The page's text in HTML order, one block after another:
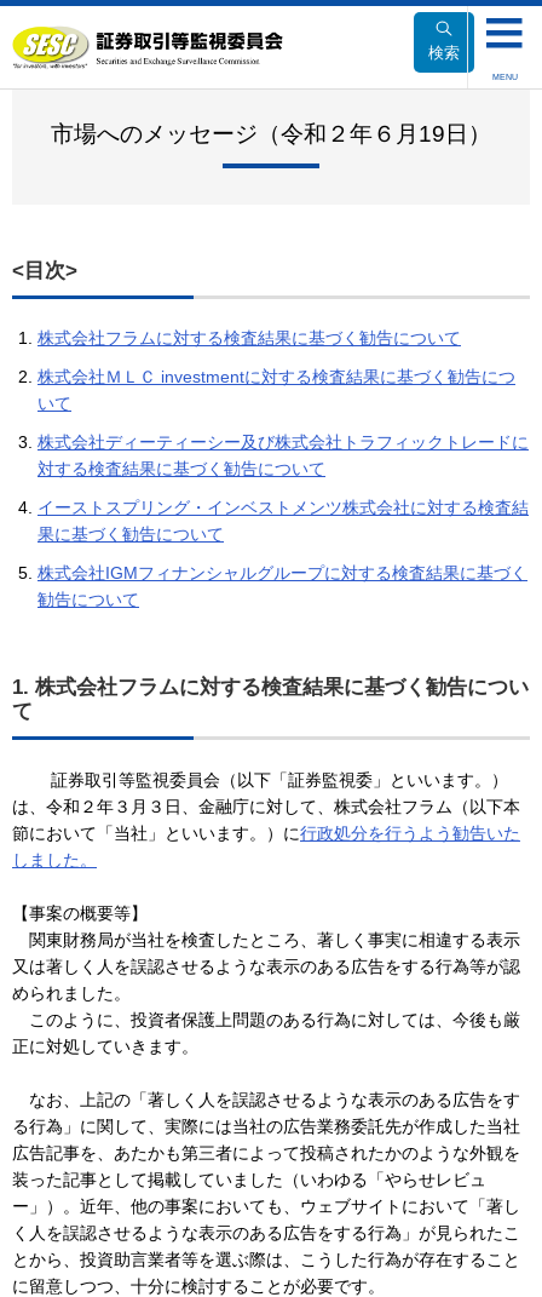
文
へ
検索
MENU
市場へのメッセージ（令和２年６月19日）
<目次>
株式会社フラムに対する検査結果に基づく勧告について
株式会社ＭＬＣ investmentに対する検査結果に基づく勧告につ
いて
株式会社ディーティーシー及び株式会社トラフィックトレードに
対する検査結果に基づく勧告について
イーストスプリング・インベストメンツ株式会社に対する検査結
果に基づく勧告について
株式会社IGMフィナンシャルグループに対する検査結果に基づく
勧告について
1. 株式会社フラムに対する検査結果に基づく勧告につい
て
証券取引等監視委員会（以下「証券監視委」といいます。）
は、令和２年３月３日、金融庁に対して、株式会社フラム（以下本
節において「当社」といいます。）に行政処分を行うよう勧告いた
しました。
【事案の概要等】
関東財務局が当社を検査したところ、著しく事実に相違する表示
又は著しく人を誤認させるような表示のある広告をする行為等が認
められました。
このように、投資者保護上問題のある行為に対しては、今後も厳
正に対処していきます。
なお、上記の「著しく人を誤認させるような表示のある広告をす
る行為」に関して、実際には当社の広告業務委託先が作成した当社
広告記事を、あたかも第三者によって投稿されたかのような外観を
装った記事として掲載していました（いわゆる「やらせレビュ
ー」）。近年、他の事案においても、ウェブサイトにおいて「著し
く人を誤認させるような表示のある広告をする行為」が見られたこ
とから、投資助言業者等を選ぶ際は、こうした行為が存在すること
に留意しつつ、十分に検討することが必要です。